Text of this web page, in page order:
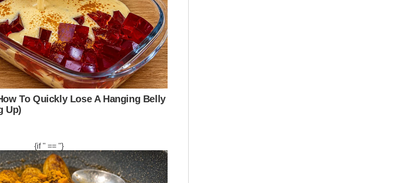
Jenayah
Pencuri nekad tolak lembu dari
kereta selepas dikejar penduduk
NIK AMIRULMUMIN NIK MIN
01 Dec 2025 03:50pm
Jenayah
MOHD ZOKI
22 Nov 2025 08:00am
Jenayah